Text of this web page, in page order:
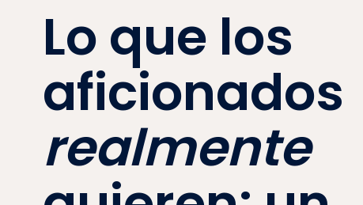
Lo que los
aficionados
realmente